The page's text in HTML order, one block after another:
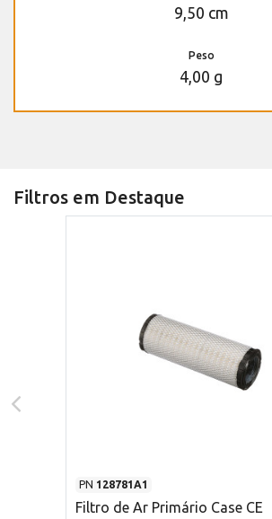
9,50 cm
Peso
4,00 g
Filtros em Destaque
PN 128781A1
Filtro de Ar Primário Case CE